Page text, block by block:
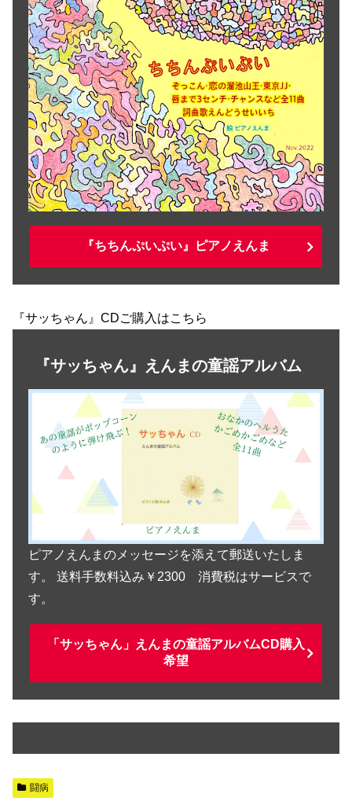
『ちちんぷいぷい』ピアノえんま
『サッちゃん』CDご購入はこちら
『サッちゃん』えんまの童謡アルバム
ピアノえんまのメッセージを添えて郵送いたしま
す。 送料手数料込み￥2300 消費税はサービスで
す。
「サッちゃん」えんまの童謡アルバムCD購入
希望
闘病